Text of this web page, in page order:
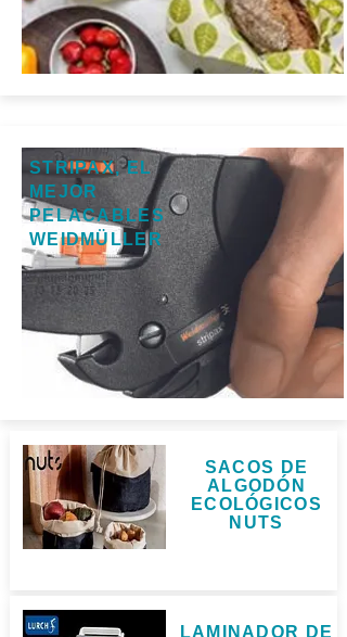
STRIPAX, EL
MEJOR
PELACABLES
WEIDMÜLLER
SACOS DE
ALGODÓN
ECOLÓGICOS
NUTS
LAMINADOR DE